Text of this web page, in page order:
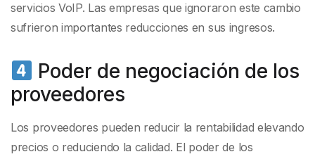
servicios VoIP. Las empresas que ignoraron este cambio
sufrieron importantes reducciones en sus ingresos.
Poder de negociación de los
proveedores
Los proveedores pueden reducir la rentabilidad elevando
precios o reduciendo la calidad. El poder de los